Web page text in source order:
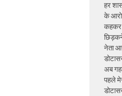
हर
के
कहकर
नेता
अब
पहले